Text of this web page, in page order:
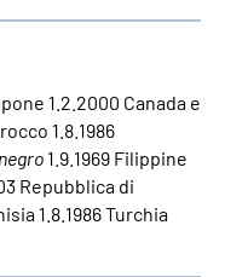
1.2.2000 Canada e
1.8.1986
1.9.1969 Filippine
Repubblica di
1.8.1986 Turchia